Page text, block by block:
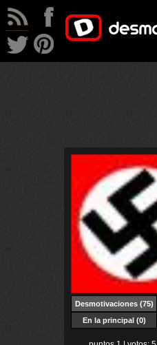
Desmotivaciones(75)
En la principal (0)